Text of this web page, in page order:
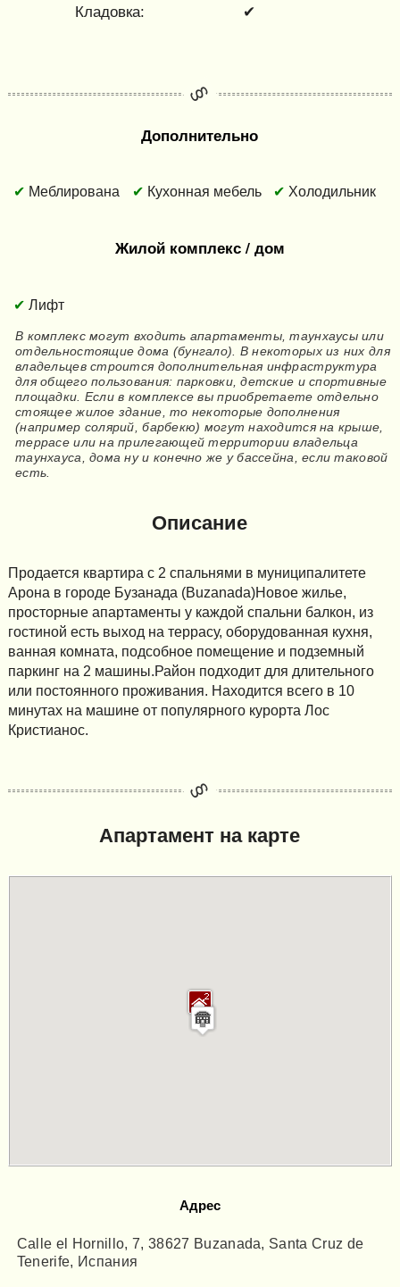
Кладовка:
✔
Дополнительно
Меблирована Кухонная мебель Холодильник
Жилой комплекс / дом
Лифт
В комплекс могут входить апартаменты, таунхаусы или
отдельностоящие дома (бунгало). В некоторых из них для
владельцев строится дополнительная инфраструктура
для общего пользования: парковки, детские и спортивные
площадки. Если в комплексе вы приобретаете отдельно
стоящее жилое здание, то некоторые дополнения
(например солярий, барбекю) могут находится на крыше,
террасе или на прилегающей территории владельца
таунхауса, дома ну и конечно же у бассейна, если таковой
есть.
Описание
Продается квартира с 2 спальнями в муниципалитете
Арона в городе Бузанада (Buzanada)Новое жилье,
просторные апартаменты у каждой спальни балкон, из
гостиной есть выход на террасу, оборудованная кухня,
ванная комната, подсобное помещение и подземный
паркинг на 2 машины.Район подходит для длительного
или постоянного проживания. Находится всего в 10
минутах на машине от популярного курорта Лос
Кристианос.
Апартамент на карте
Адрес
Calle el Hornillo, 7, 38627 Buzanada, Santa Cruz de
Tenerife, Испания